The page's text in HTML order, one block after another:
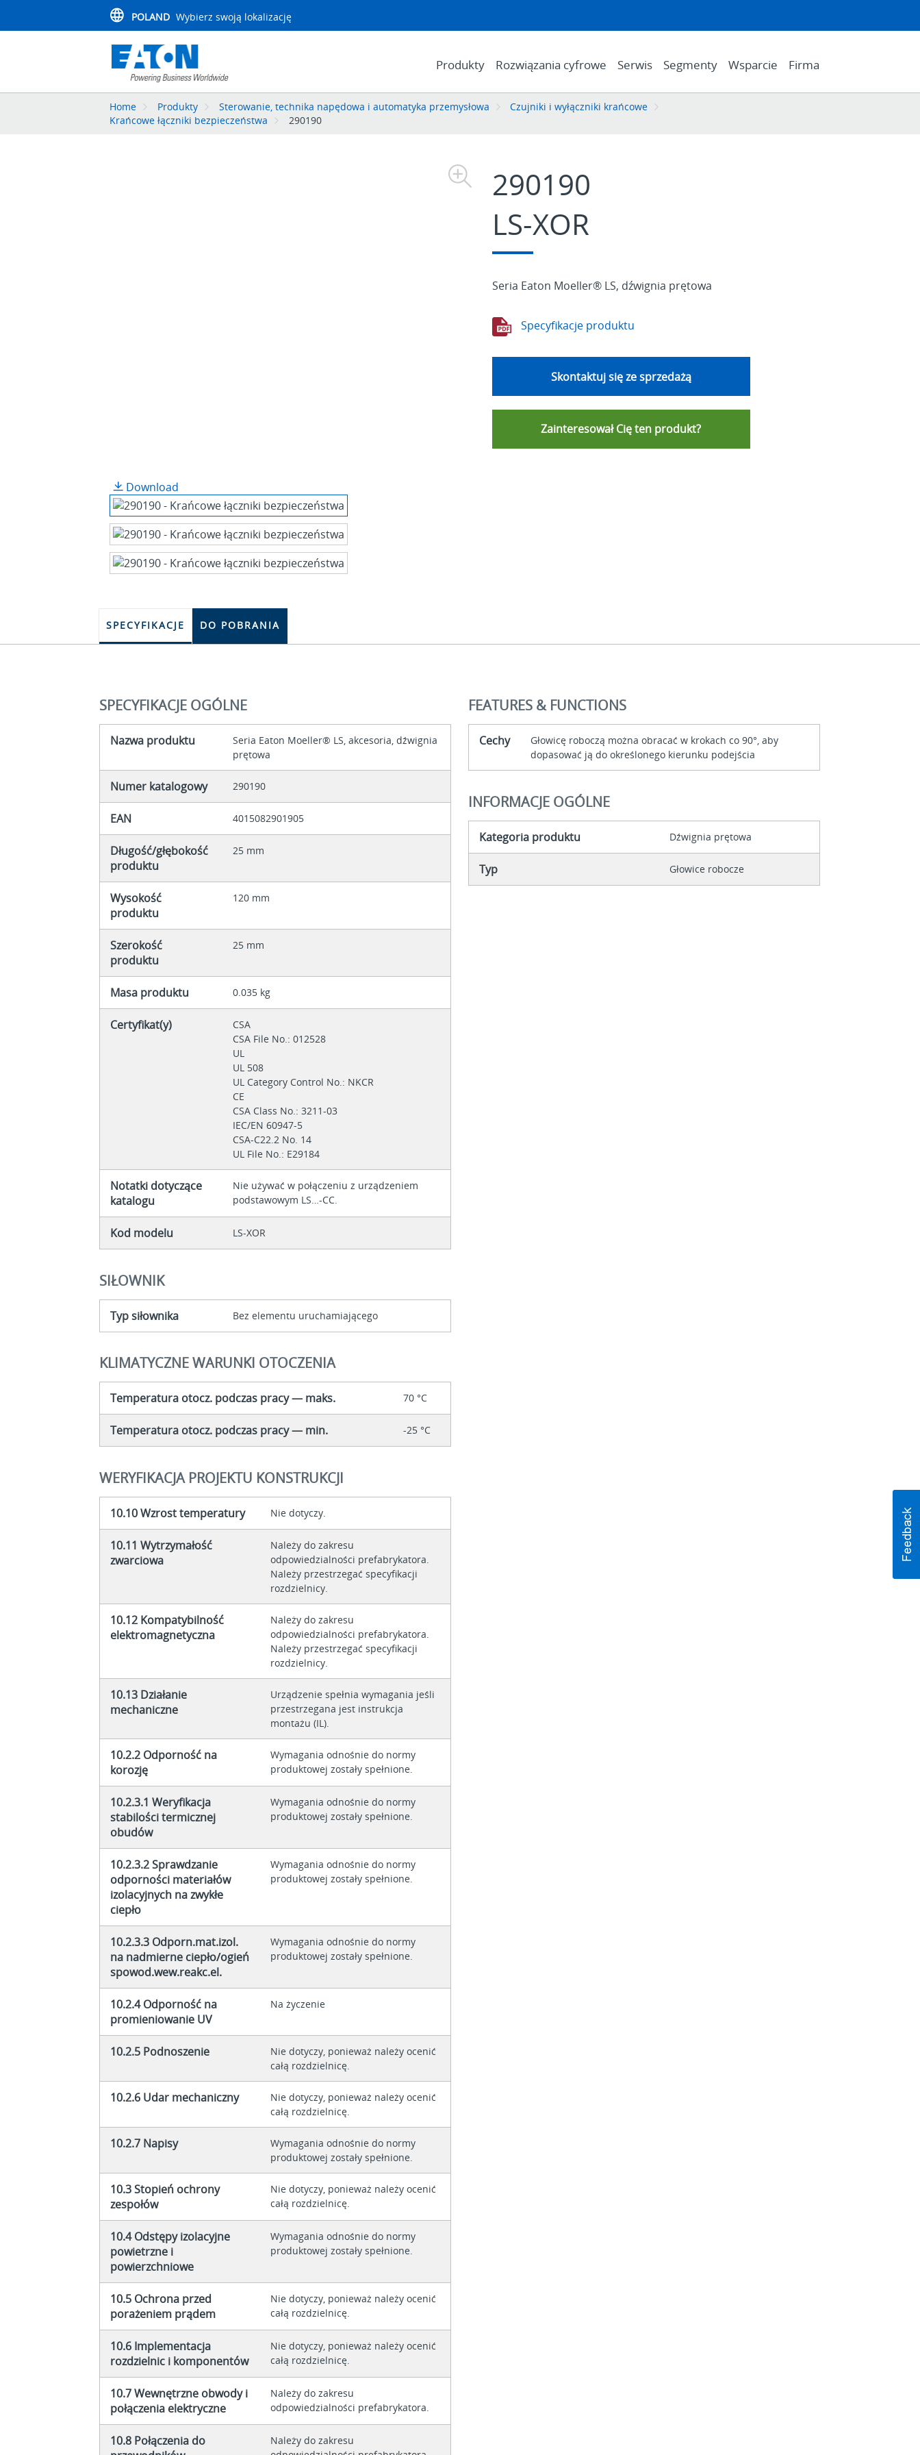
POLAND Wybierz swoją lokalizację
Produkty Rozwiązania cyfrowe Serwis Segmenty Wsparcie Firma
Home Produkty Sterowanie, technika napędowa i automatyka przemysłowa
Czujniki i wyłączniki krańcowe
Krańcowe łączniki bezpieczeństwa
290190
Download
290190
LS-XOR
Seria Eaton Moeller® LS, dźwignia prętowa
Specyfikacje produktu
Skontaktuj się ze sprzedażą
Zainteresował Cię ten produkt?
SPECYFIKACJE DO POBRANIA
SPECYFIKACJE OGÓLNE
Nazwa produktu
Seria Eaton Moeller® LS, akcesoria, dźwignia
prętowa
Numer katalogowy 290190
EAN 4015082901905
Długość/głębokość
produktu
25 mm
Wysokość
produktu
120 mm
Szerokość
produktu
25 mm
Masa produktu 0.035 kg
Certyfikat(y)
CSA
CSA File No.: 012528
UL
UL 508
UL Category Control No.: NKCR
CE
CSA Class No.: 3211-03
IEC/EN 60947-5
CSA-C22.2 No. 14
UL File No.: E29184
Notatki dotyczące
katalogu
Nie używać w połączeniu z urządzeniem
podstawowym LS…-CC.
Kod modelu LS-XOR
SIŁOWNIK
Typ siłownika Bez elementu uruchamiającego
KLIMATYCZNE WARUNKI OTOCZENIA
Temperatura otocz. podczas pracy — maks. 70 °C
Temperatura otocz. podczas pracy — min. -25 °C
WERYFIKACJA PROJEKTU KONSTRUKCJI
10.10 Wzrost temperatury Nie dotyczy.
10.11 Wytrzymałość
zwarciowa
Należy do zakresu
odpowiedzialności prefabrykatora.
Należy przestrzegać specyfikacji
rozdzielnicy.
10.12 Kompatybilność
elektromagnetyczna
Należy do zakresu
odpowiedzialności prefabrykatora.
Należy przestrzegać specyfikacji
rozdzielnicy.
10.13 Działanie
mechaniczne
Urządzenie spełnia wymagania jeśli
przestrzegana jest instrukcja
montażu (IL).
10.2.2 Odporność na
korozję
Wymagania odnośnie do normy
produktowej zostały spełnione.
10.2.3.1 Weryfikacja
stabilości termicznej
obudów
Wymagania odnośnie do normy
produktowej zostały spełnione.
10.2.3.2 Sprawdzanie
odporności materiałów
izolacyjnych na zwykłe
ciepło
Wymagania odnośnie do normy
produktowej zostały spełnione.
10.2.3.3 Odporn.mat.izol.
na nadmierne ciepło/ogień
spowod.wew.reakc.el.
Wymagania odnośnie do normy
produktowej zostały spełnione.
10.2.4 Odporność na
promieniowanie UV
Na życzenie
10.2.5 Podnoszenie
Nie dotyczy, ponieważ należy ocenić
całą rozdzielnicę.
10.2.6 Udar mechaniczny
Nie dotyczy, ponieważ należy ocenić
całą rozdzielnicę.
10.2.7 Napisy
Wymagania odnośnie do normy
produktowej zostały spełnione.
10.3 Stopień ochrony
zespołów
Nie dotyczy, ponieważ należy ocenić
całą rozdzielnicę.
10.4 Odstępy izolacyjne
powietrzne i
powierzchniowe
Wymagania odnośnie do normy
produktowej zostały spełnione.
10.5 Ochrona przed
porażeniem prądem
Nie dotyczy, ponieważ należy ocenić
całą rozdzielnicę.
10.6 Implementacja
rozdzielnic i komponentów
Nie dotyczy, ponieważ należy ocenić
całą rozdzielnicę.
10.7 Wewnętrzne obwody i
połączenia elektryczne
Należy do zakresu
odpowiedzialności prefabrykatora.
10.8 Połączenia do
Należy do zakresu
FEATURES & FUNCTIONS
Cechy
Głowicę roboczą można obracać w krokach co 90°, aby
dopasować ją do określonego kierunku podejścia
INFORMACJE OGÓLNE
Kategoria produktu Dźwignia prętowa
Typ Głowice robocze